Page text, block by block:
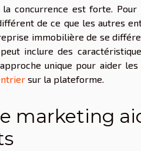
la concurrence est forte.
de ce que les autres
immobilière de se
inclure des
unique pour aider
sur la plateforme.
marketing